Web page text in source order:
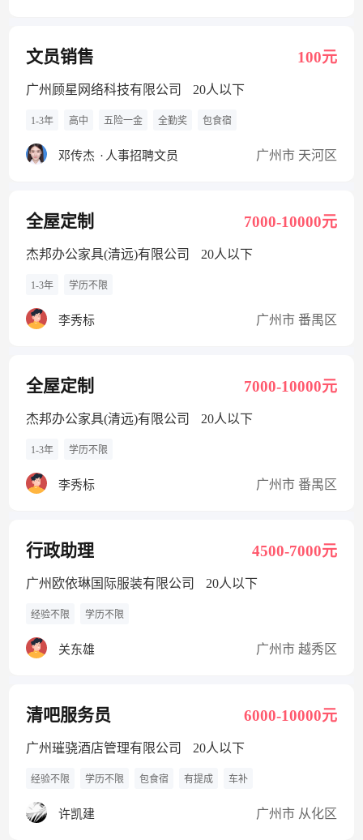
文员销售 100元
广州顾星网络科技有限公司 20人以下
1-3年 高中 五险一金 全勤奖 包食宿
邓传杰 · 人事招聘文员 广州市 天河区
全屋定制 7000-10000元
杰邦办公家具(清远)有限公司 20人以下
1-3年 学历不限
李秀标 广州市 番禺区
全屋定制 7000-10000元
杰邦办公家具(清远)有限公司 20人以下
1-3年 学历不限
李秀标 广州市 番禺区
行政助理 4500-7000元
广州欧依琳国际服装有限公司 20人以下
经验不限 学历不限
关东雄 广州市 越秀区
清吧服务员 6000-10000元
广州璀骁酒店管理有限公司 20人以下
经验不限 学历不限 包食宿 有提成 车补
许凯建 广州市 从化区